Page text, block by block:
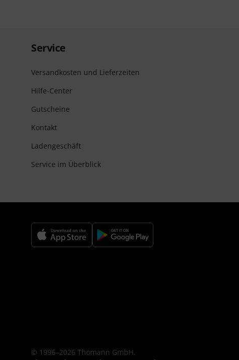
Service
Versandkosten und Lieferzeiten
Hilfe-Center
Gutscheine
Kontakt
Ladengeschäft
Service im Überblick
© 1996–2026 Thomann GmbH.